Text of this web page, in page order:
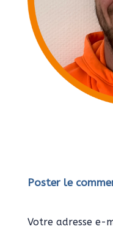
Poster le
Votre adresse e-